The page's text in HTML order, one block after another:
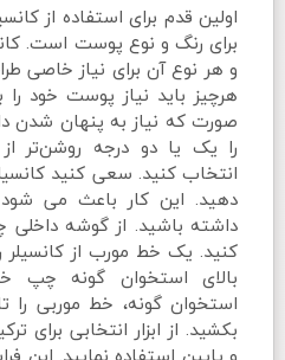
اولین قدم برای استفاده از
برای رنگ و نوع پوست است.
و هر نوع آن برای نیاز خاصی
هرچیز باید نیاز پوست خود
صورت که نیاز به پنهان شدن
را یک یا دو درجه روشن‌تر
انتخاب کنید. سعی کنید
دهید. این کار باعث می
داشته باشید. از گوشه
کنید. یک خط مورب از کانسیلر
بالای استخوان گونه چپ
استخوان گونه، خط موربی
بکشید. از ابزار انتخابی برای